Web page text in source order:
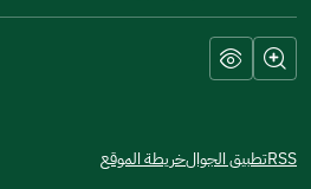
RSSتطبيق الجوالخريطة الموقع